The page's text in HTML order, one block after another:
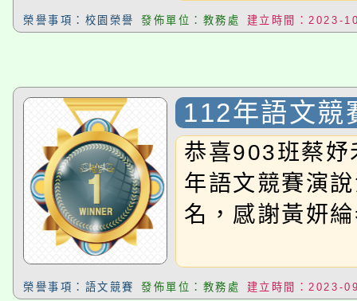
榮譽事項：校園榮譽 發佈單位：教務處 建立時間：2023-
112年語文競
恭喜903班蔡
年語文競賽演
名，感謝黃妍
榮譽事項：語文競賽 發佈單位：教務處 建立時間：2023-